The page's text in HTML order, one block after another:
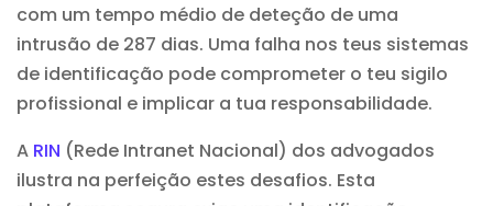
com um tempo médio de deteção de uma
intrusão de 287 dias. Uma falha nos teus sistemas
de identificação pode comprometer o teu sigilo
profissional e implicar a tua responsabilidade.
A RIN (Rede Intranet Nacional) dos advogados
ilustra na perfeição estes desafios. Esta